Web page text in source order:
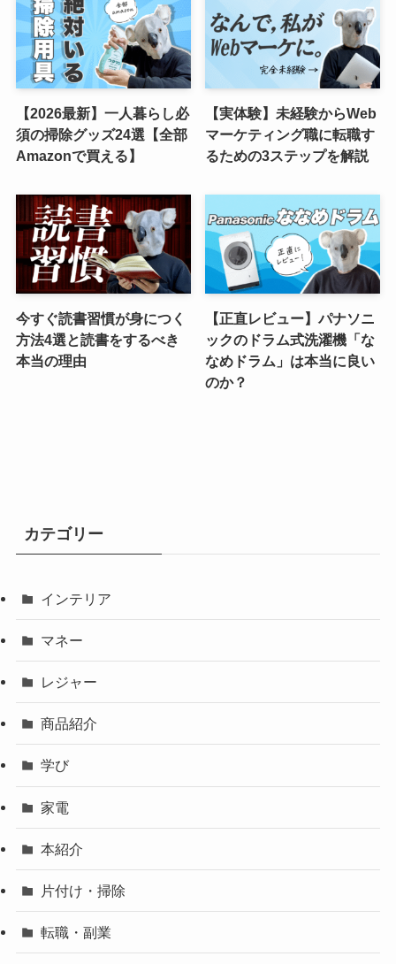
【2026最新】一人暮らし必
須の掃除グッズ24選【全部
Amazonで買える】
【実体験】未経験からWeb
マーケティング職に転職す
るための3ステップを解説
今すぐ読書習慣が身につく
方法4選と読書をするべき
本当の理由
【正直レビュー】パナソニ
ックのドラム式洗濯機「な
なめドラム」は本当に良い
のか？
カテゴリー
インテリア
マネー
レジャー
商品紹介
学び
家電
本紹介
片付け・掃除
転職・副業